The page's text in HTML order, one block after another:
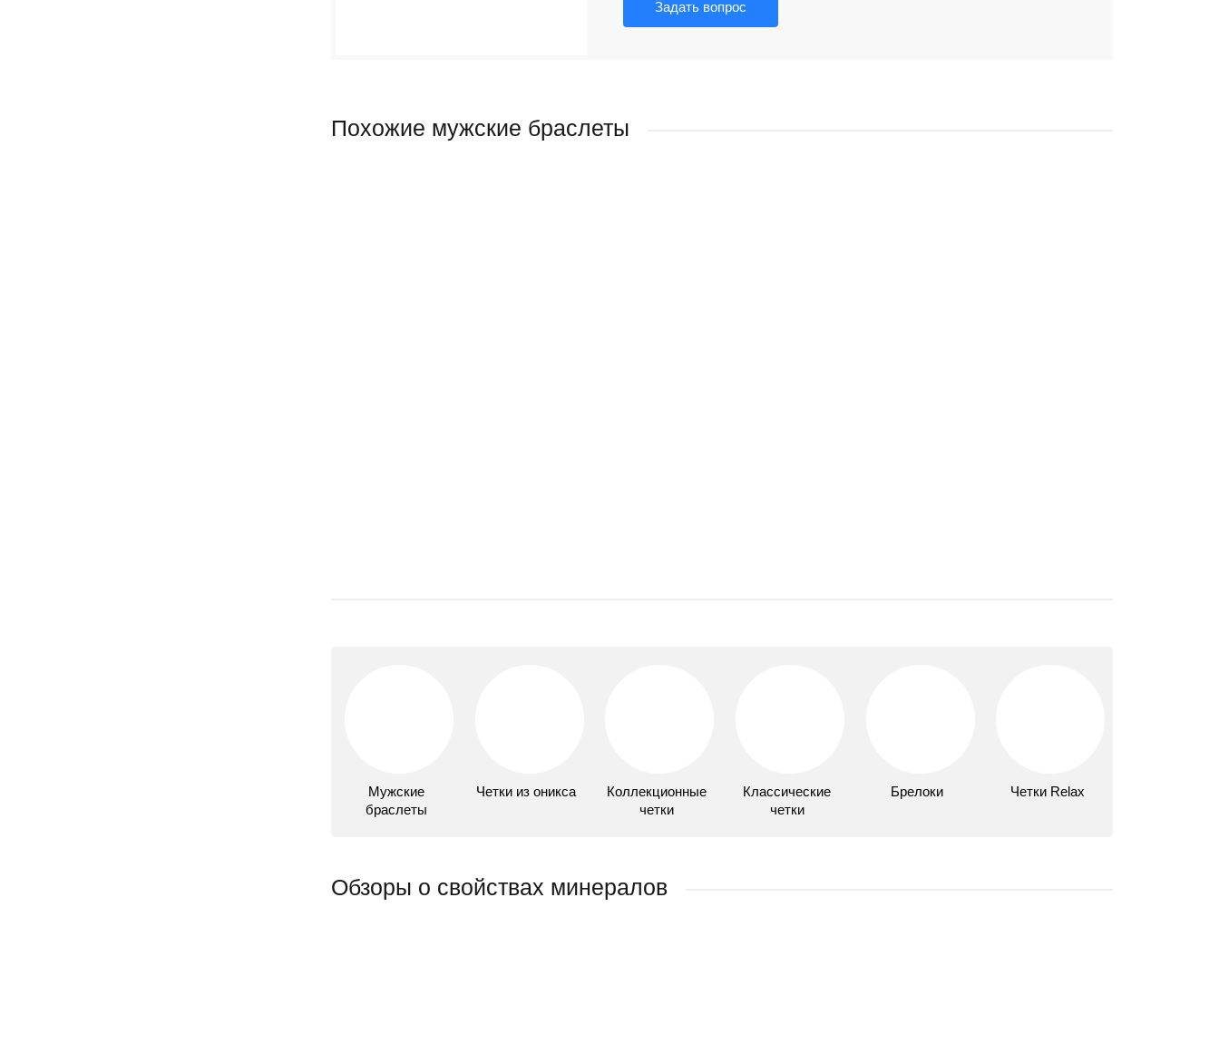
Задать вопрос
Похожие мужские браслеты
Мужские
браслеты
Четки из оникса
Коллекционные
четки
Классические
четки
Брелоки Четки Relax
Обзоры о свойствах минералов